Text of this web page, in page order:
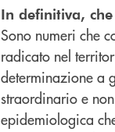
In definitiva,
Sono numeri che
radicato nel
determinazione a
straordinario e
epidemiologica